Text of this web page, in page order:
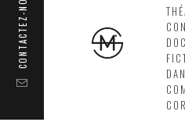
CONTACTEZ-NOUS